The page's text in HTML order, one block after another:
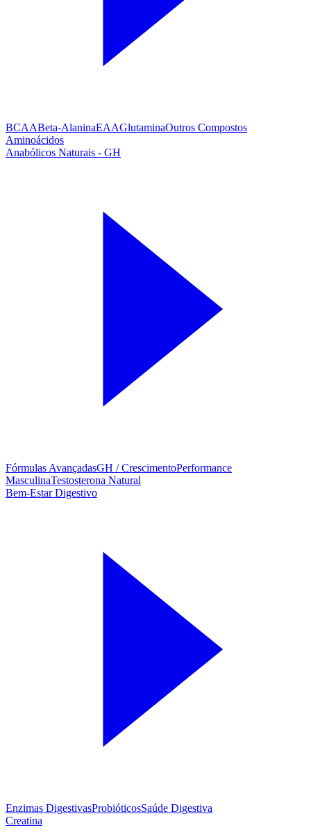
BCAABeta-AlaninaEAAGlutaminaOutros Compostos
Aminoácidos
Anabólicos Naturais - GH
Fórmulas AvançadasGH / CrescimentoPerformance
MasculinaTestosterona Natural
Bem-Estar Digestivo
Enzimas DigestivasProbióticosSaúde Digestiva
Creatina